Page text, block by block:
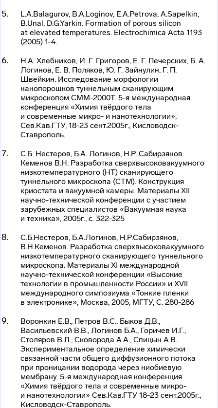
L.A.Balagurov, B.A.Loginov, E.A.Petrova, A.Sapelkin,
B.Unal, D.G.Yarkin. Formation of porous silicon
at elevated temperatures. Electrochimica Acta 1193
(2005) 1-4.
Н.А. Хлебников, И. Г. Григоров, Е. Г. Печерских, Б. А.
Логинов, Е. В. Поляков, Ю. Г. Зайнулин, Г. П.
Швейкин. Исследование морфологии
нанопорошков туннельным сканирующим
микроскопом СММ-2000Т. 5-я международная
конференция «Химия твёрдого тела
и современные микро- и нанотехнологии»,
Сев.Кав.ГТУ, 18-23 сент.2005г., Кисловодск-
Ставрополь.
С.Б. Нестеров, Б.А. Логинов, Н.Р. Сабирзянов.
Кеменов В.Н. Разработка сверхвысоковакуумного
низкотемпературного (НТ) сканирующего
туннельного микроскопа (СТМ). Конструкция
криостата и вакуумной камеры. Материалы XII
научно-технической конференции с участием
зарубежных специалистов «Вакуумная наука
и техника», 2005г., с. 322-325
С.Б.Нестеров, Б.А.Логинов, Н.Р.Сабирзянов,
В.Н.Кеменов. Разработка сверхвысоковакуумного
низкотемпературного сканирующего туннельного
микроскопа. Материалы XI международной
научно-технической конференции «Высокие
технологии в промышленности России» и XVII
международного симпозиума «Тонкие пленки
в электронике», Москва, 2005, МГТУ, С. 280-286
Воронкин Е.В., Петров В.С., Быков Д.В.,
Васильевский В.В., Логинов Б.А., Горичев И.Г.,
Столяров В.Л., Сковорода А.А., Спицын А.В.
Экспериментальное определение химически
связанной части общего диффузионного потока
при проницании водорода через ниобиевую
мембрану. 5-я международная конференция
«Химия твёрдого тела и современные микро-
и нанотехнологии» Сев.Кав.ГТУ 18-23 сент.2005г.,
Кисловодск-Ставрополь.